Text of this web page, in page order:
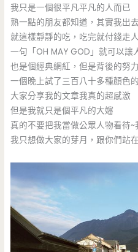
我只是一個很平凡平凡的人而已
熟一點的朋友都知道，其實我出
就這樣靜靜的吃，吃完就付錢走
一句「OH MAY GOD」就可以讓
也是個經典網紅，但是背後的努
一個晚上試了三百八十多種顏色
大家分享我的文章我真的超感激
但是我就只是個平凡的大嬸
真的不要把我當做公眾人物看待~
我只想做大家的芽月，跟你們站